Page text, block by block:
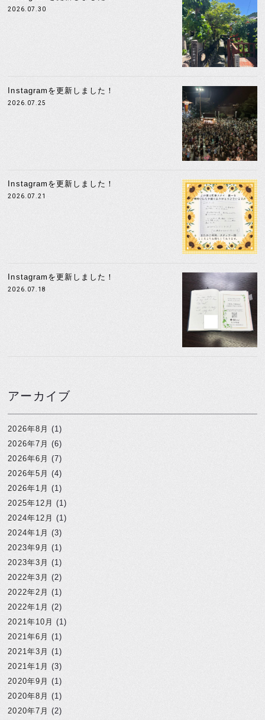
2026.07.30
Instagramを更新しました！
2026.07.25
Instagramを更新しました！
2026.07.21
Instagramを更新しました！
2026.07.18
アーカイブ
2026年8月 (1)
2026年7月 (6)
2026年6月 (7)
2026年5月 (4)
2026年1月 (1)
2025年12月 (1)
2024年12月 (1)
2024年1月 (3)
2023年9月 (1)
2023年3月 (1)
2022年3月 (2)
2022年2月 (1)
2022年1月 (2)
2021年10月 (1)
2021年6月 (1)
2021年3月 (1)
2021年1月 (3)
2020年9月 (1)
2020年8月 (1)
2020年7月 (2)